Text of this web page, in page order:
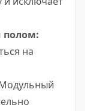
полом:
на